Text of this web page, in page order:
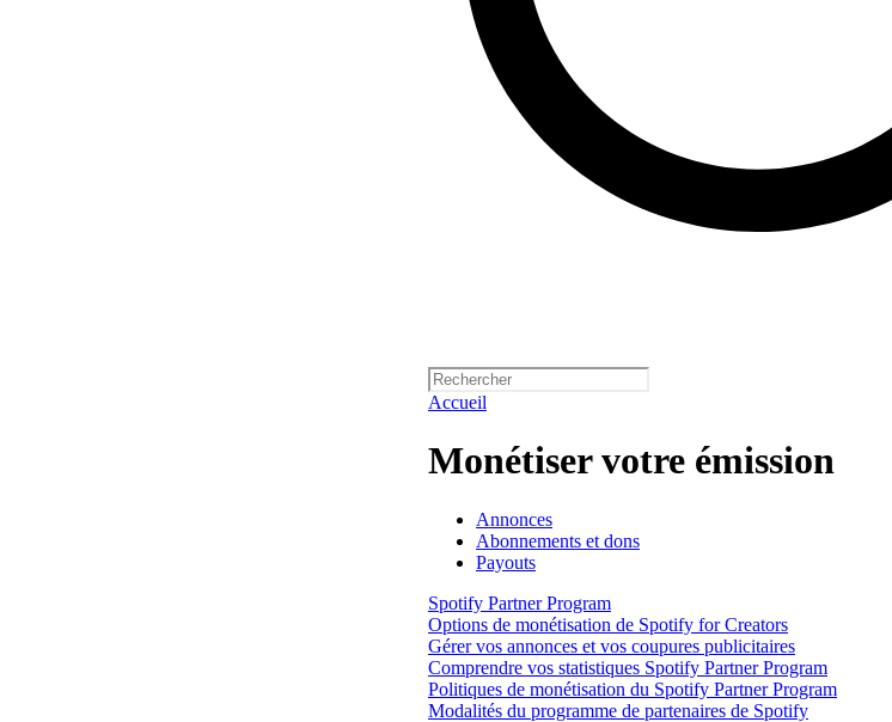
Accueil
Monétiser votre émission
Annonces
Abonnements et dons
Payouts
Spotify Partner Program
Options de monétisation de Spotify for Creators
Gérer vos annonces et vos coupures publicitaires
Comprendre vos statistiques Spotify Partner Program
Politiques de monétisation du Spotify Partner Program
Modalités du programme de partenaires de Spotify